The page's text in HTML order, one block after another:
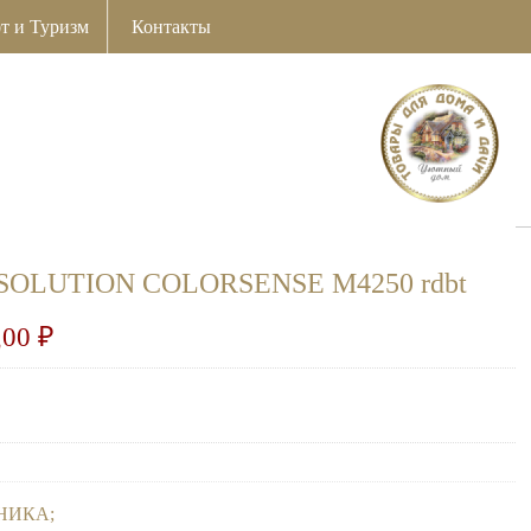
и Туризм Контакты
COLORSENSE M4250 rdbt
₽